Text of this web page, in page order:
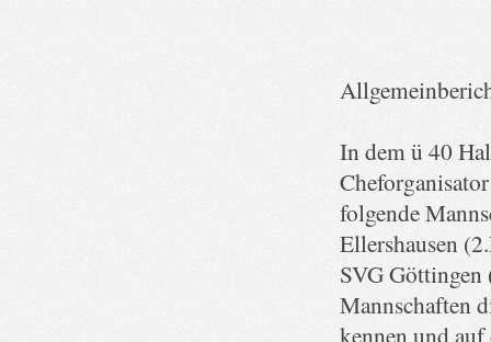
In dem ü 40
folgende
Ellershausen
SVG Göttingen
Mannschaften
kennen und